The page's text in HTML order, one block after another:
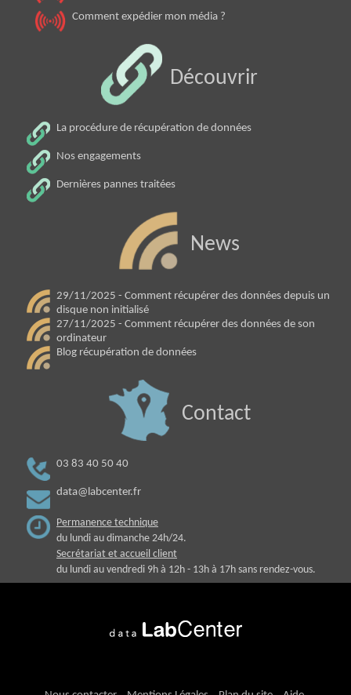
Comment expédier mon média ?
Découvrir
La procédure de récupération de données
Nos engagements
Dernières pannes traitées
News
29/11/2025 - Comment récupérer des données depuis un
disque non initialisé
27/11/2025 - Comment récupérer des données de son
ordinateur
Blog récupération de données
Contact
03 83 40 50 40
data@labcenter.fr
Permanence technique
du lundi au dimanche 24h/24.
Secrétariat et accueil client
du lundi au vendredi 9h à 12h - 13h à 17h sans rendez-vous.